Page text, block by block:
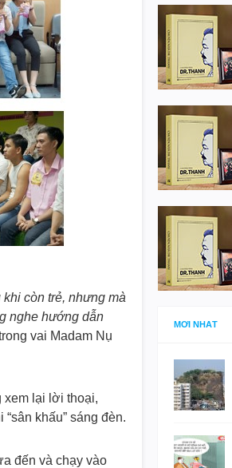
còn trẻ, nhưng mà
nghe hướng dẫn
vai Madam Nụ
xem lại lời thoại,
khấu” sáng đèn.
đến và chạy vào
MỚI NHẤT